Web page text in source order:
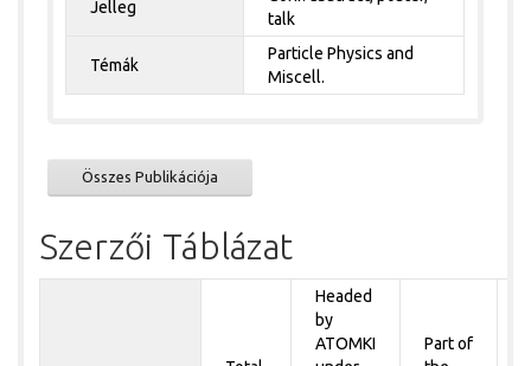
Jelleg
talk
Témák
Particle Physics and
Miscell.
Összes Publikációja
Szerzői Táblázat
Headed
by
ATOMKI
Part of